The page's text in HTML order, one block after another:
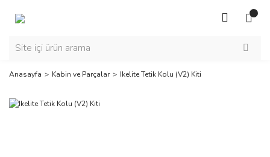
Anasayfa Kabin ve Parçalar Ikelite Tetik Kolu (V2) Kiti